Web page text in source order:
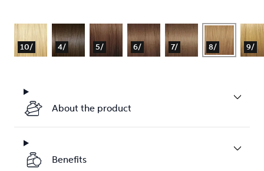
10/ 4/ 5/ 6/ 7/ 8/ 9/
About the product
Benefits